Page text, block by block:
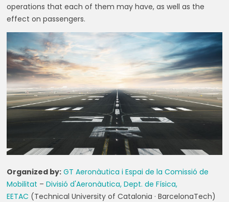
operations that each of them may have, as well as the
effect on passengers.
Organized by: GT Aeronàutica i Espai de la Comissió de
Mobilitat –Divisió d'Aeronàutica, Dept. de Física,
EETAC (Technical University of Catalonia · BarcelonaTech)